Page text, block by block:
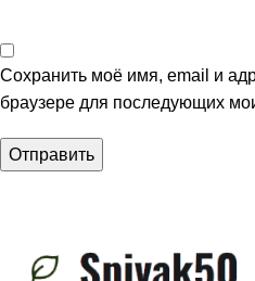
Сохранить моё имя, email и
браузере для последующих